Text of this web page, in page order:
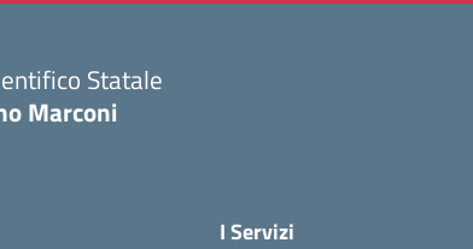
Statale
Marconi
I Servizi